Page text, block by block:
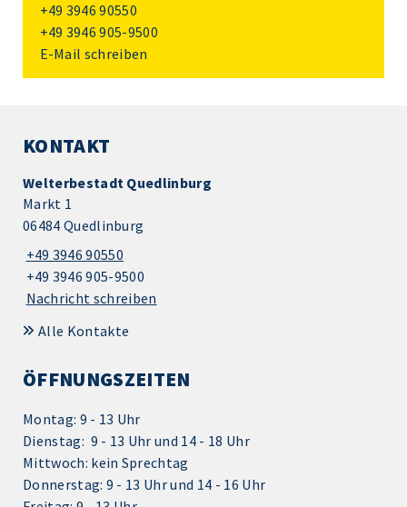
+49 3946 90550
+49 3946 905-9500
E-Mail schreiben
KONTAKT
Welterbestadt Quedlinburg
Markt 1
06484 Quedlinburg
+49 3946 90550
+49 3946 905-9500
Nachricht schreiben
Alle Kontakte
ÖFFNUNGSZEITEN
Montag: 9 - 13 Uhr
Dienstag: 9 - 13 Uhr und 14 - 18 Uhr
Mittwoch: kein Sprechtag
Donnerstag: 9 - 13 Uhr und 14 - 16 Uhr